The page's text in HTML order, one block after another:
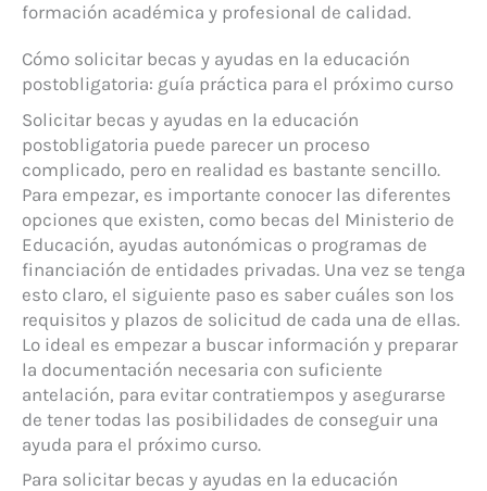
formación académica y profesional de calidad.
Cómo solicitar becas y ayudas en la educación
postobligatoria: guía práctica para el próximo curso
Solicitar becas y ayudas en la educación
postobligatoria puede parecer un proceso
complicado, pero en realidad es bastante sencillo.
Para empezar, es importante conocer las diferentes
opciones que existen, como becas del Ministerio de
Educación, ayudas autonómicas o programas de
financiación de entidades privadas. Una vez se tenga
esto claro, el siguiente paso es saber cuáles son los
requisitos y plazos de solicitud de cada una de ellas.
Lo ideal es empezar a buscar información y preparar
la documentación necesaria con suficiente
antelación, para evitar contratiempos y asegurarse
de tener todas las posibilidades de conseguir una
ayuda para el próximo curso.
Para solicitar becas y ayudas en la educación